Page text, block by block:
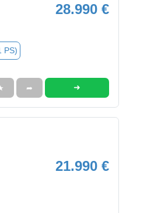
28.990 €
PS)
➦ ➜
21.990 €